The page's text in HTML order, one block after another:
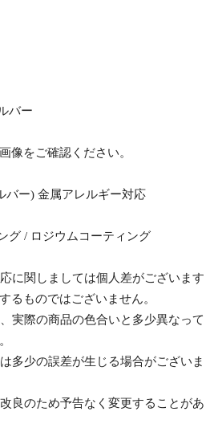
バー
像をご確認ください。
バー) 金属アレルギー対応
グ / ロジウムコーティング
に関しましては個人差がございます
るものではございません。
実際の商品の色合いと多少異なって
多少の誤差が生じる場合がございま
良のため予告なく変更することがあ